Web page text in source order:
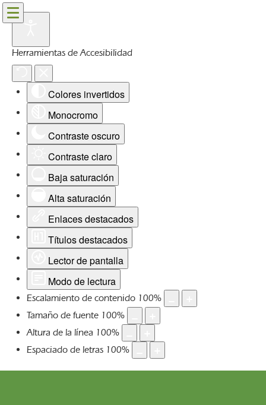
Herramientas de Accesibilidad
Colores invertidos
Monocromo
Contraste oscuro
Contraste claro
Baja saturación
Alta saturación
Enlaces destacados
Títulos destacados
Lector de pantalla
Modo de lectura
Escalamiento de contenido 100%
Tamaño de fuente 100%
Altura de la línea 100%
Espaciado de letras 100%